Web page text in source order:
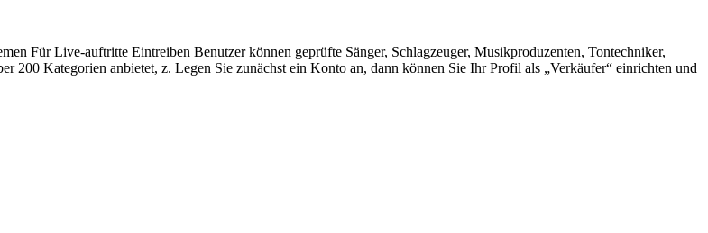
Für Live-auftritte Eintreiben Benutzer können geprüfte Sänger, Schlagzeuger, Musikproduzenten, Tontechniker,
Kategorien anbietet, z. Legen Sie zunächst ein Konto an, dann können Sie Ihr Profil als „Verkäufer“ einrichten und